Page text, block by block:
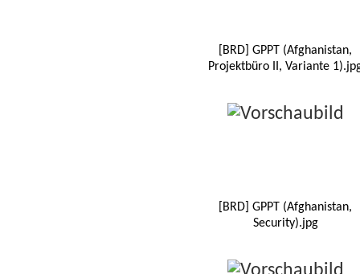
[BRD] GPPT (Afghanistan,
Projektbüro II, Variante
[BRD] GPPT (Afghanistan,
Security).jpg